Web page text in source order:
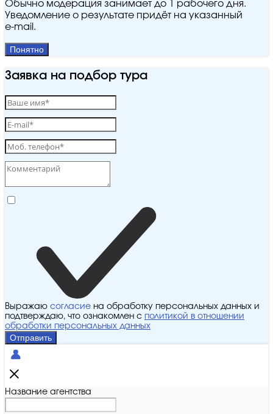
Обычно модерация занимает до 1 рабочего дня.
Уведомление о результате придёт на указанный
e‑mail.
Понятно
Заявка на подбор тура
Выражаю согласие на обработку персональных данных и
подтверждаю, что ознакомлен с политикой в отношении
обработки персональных данных
Отправить
Название агентства